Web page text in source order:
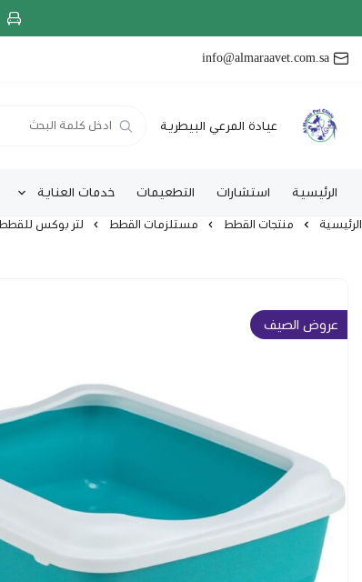
info@almaraavet.com.sa
عيادة المرعي البيطرية
الرئيسية استشارات التطعيمات خدمات العناية
الرئيسية منتجات القطط مستلزمات القطط لتر بوكس للقطط
عروض الصيف